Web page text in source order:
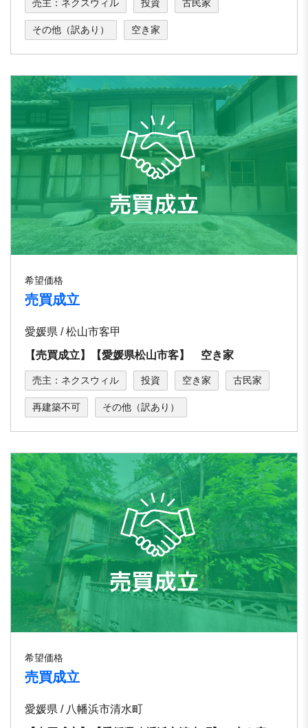
売主：ネクスウィル 投資 古民家
その他（訳あり） 空き家
希望価格
売買成立
愛媛県 / 松山市客甲
【売買成立】【愛媛県松山市客】 空き家
売主：ネクスウィル 投資 空き家 古民家
再建築不可 その他（訳あり）
希望価格
売買成立
愛媛県 / 八幡浜市清水町